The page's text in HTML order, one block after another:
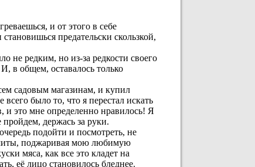
и от этого в себе
предательски скользкой,
не редким, но из-за редкости своего
в общем, оставалось только
садовым магазинам, и купил
было то, что я перестал искать
это мне определенно нравилось! Я
держась за руки.
подойти и посмотреть, не
поджаривая мою любимую
мяса, как все это кладет на
её лицо становилось бледнее.